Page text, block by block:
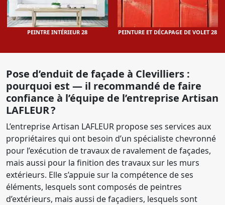
PEINTRE INTÉRIEUR 28 PEINTURE ET DÉCAPAGE DE VOLET 28
Pose d’enduit de façade à Clevilliers :
pourquoi est — il recommandé de faire
confiance à l’équipe de l’entreprise Artisan
LAFLEUR ?
L’entreprise Artisan LAFLEUR propose ses services aux
propriétaires qui ont besoin d’un spécialiste chevronné
pour l’exécution de travaux de ravalement de façades,
mais aussi pour la finition des travaux sur les murs
extérieurs. Elle s’appuie sur la compétence de ses
éléments, lesquels sont composés de peintres
d’extérieurs, mais aussi de façadiers, lesquels sont